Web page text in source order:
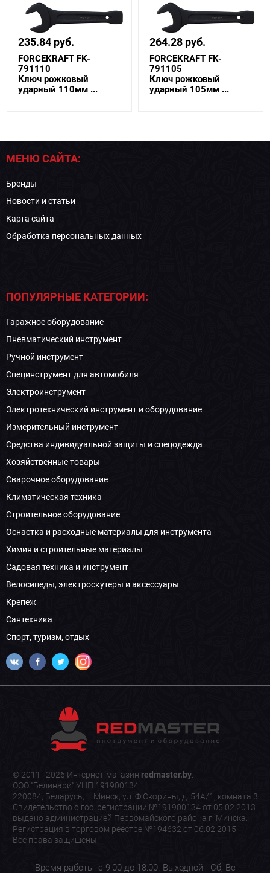
235.84 руб.
FORCEKRAFT FK-
791110
Ключ рожковый
ударный 110мм ...
264.28 руб.
FORCEKRAFT FK-
791105
Ключ рожковый
ударный 105мм ...
МЕНЮ САЙТА:
Бренды
Новости и статьи
Карта сайта
Обработка персональных данных
ПОПУЛЯРНЫЕ КАТЕГОРИИ:
Гаражное оборудование
Пневматический инструмент
Ручной инструмент
Специнструмент для автомобиля
Электроинструмент
Электротехнический инструмент и оборудование
Измерительный инструмент
Средства индивидуальной защиты и спецодежда
Хозяйственные товары
Сварочное оборудование
Климатическая техника
Строительное оборудование
Оснастка и расходные материалы для инструмента
Химия и строительные материалы
Садовая техника и инструмент
Велосипеды, электроскутеры и аксессуары
Крепеж
Сантехника
Спорт, туризм, отдых
© 2011–2026 Интернет-магазин redmaster.by.
ООО "Белинари" УНП 191900134
220084, Беларусь, г. Минск, ул. Ф.Скорины, д. 54А/1, комната 3
Свидетельство о гос. регистрации №191900134 от 05.02.2013
выдано администрацией Первомайского района г. Минска.
Регистрация в торговом реестре №194632 от 06.02.2015
Все права защищены
Время работы: с 9:00 до 18:00. Выходной - Сб, Вс